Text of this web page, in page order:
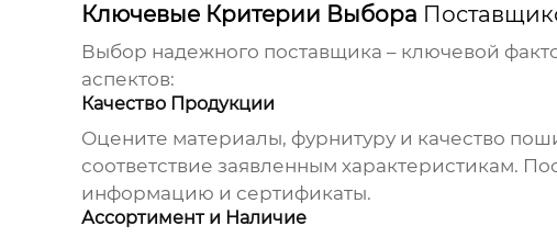
Ключевые Критерии Выбора
Выбор надежного поставщика – ключевой
аспектов:
Качество Продукции
Оцените материалы, фурнитуру и качество
соответствие заявленным характеристикам.
информацию и сертификаты.
Ассортимент и Наличие